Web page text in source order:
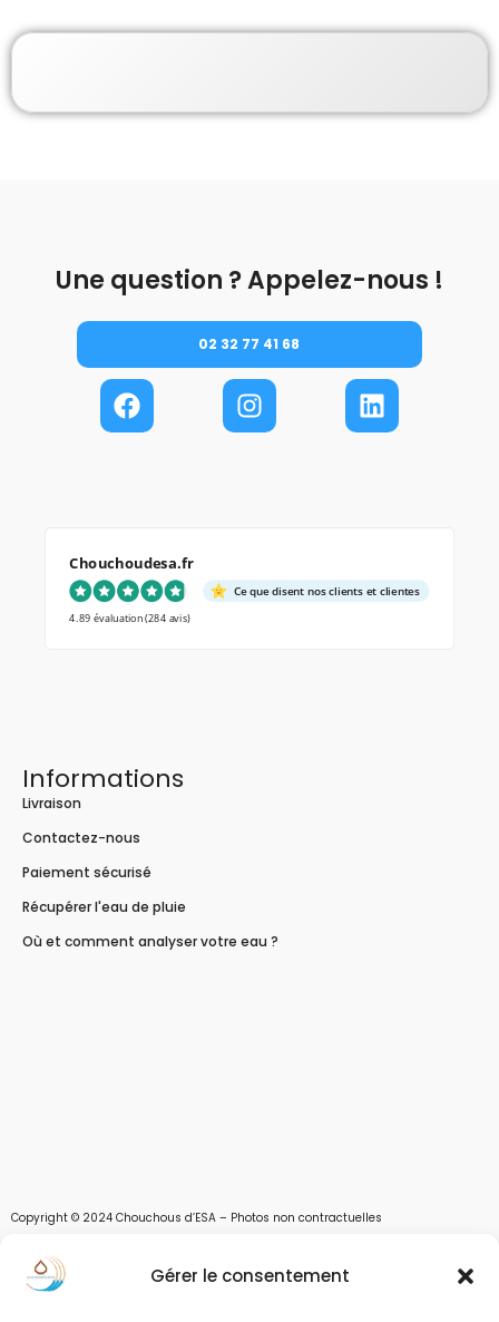
Gérer le consentement
Une question ? Appelez-nous !
02 32 77 41 68
Chouchoudesa.fr
Ce que disent nos clients et clientes
4.89 évaluation(284 avis)
Informations
Livraison
Contactez-nous
Paiement sécurisé
Récupérer l'eau de pluie
Où et comment analyser votre eau ?
Copyright © 2024 Chouchous d’ESA – Photos non contractuelles
Les chouchous d’Esa vous apportent toutes les solutions pour récupérer l’eau de
pluie, et des moyens pour stocker, filtrer, traiter et potabiliser l’eau d’un forage,